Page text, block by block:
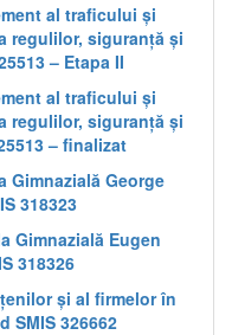
al traficului și
regulilor, siguranță și
– Etapa II
al traficului și
regulilor, siguranță și
– finalizat
Gimnazială George
318323
Gimnazială Eugen
318326
și al firmelor în
SMIS 326662